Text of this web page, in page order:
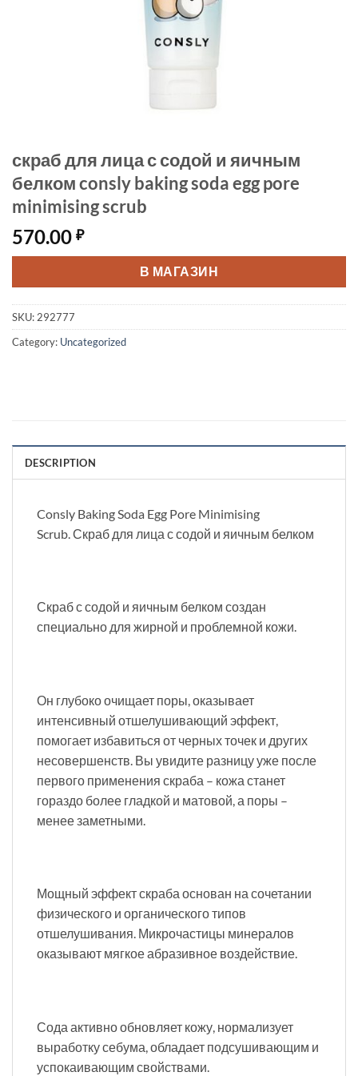
скраб для лица с содой и яичным
белком consly baking soda egg pore
minimising scrub
570.00 ₽
В МАГАЗИН
SKU: 292777
Category: Uncategorized
DESCRIPTION
Consly Baking Soda Egg Pore Minimising
Scrub. Скраб для лица с содой и яичным белком
Скраб с содой и яичным белком создан
специально для жирной и проблемной кожи.
Он глубоко очищает поры, оказывает
интенсивный отшелушивающий эффект,
помогает избавиться от черных точек и других
несовершенств. Вы увидите разницу уже после
первого применения скраба – кожа станет
гораздо более гладкой и матовой, а поры –
менее заметными.
Мощный эффект скраба основан на сочетании
физического и органического типов
отшелушивания. Микрочастицы минералов
оказывают мягкое абразивное воздействие.
Сода активно обновляет кожу, нормализует
выработку себума, обладает подсушивающим и
успокаивающим свойствами.